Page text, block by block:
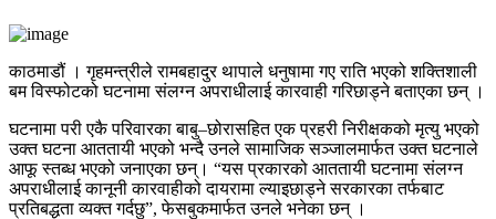
काठमाडौं । गृहमन्त्रीले रामबहादुर थापाले धनुषामा गए राति भएको शक्तिशाली
बम विस्फोटको घटनामा संलग्न अपराधीलाई कारवाही गरिछाड्ने बताएका छन् ।
घटनामा परी एकै परिवारका बाबु–छोरासहित एक प्रहरी निरीक्षकको मृत्यु भएको
उक्त घटना आततायी भएको भन्दै उनले सामाजिक सञ्जालमार्फत उक्त घटनाले
आफू स्तब्ध भएको जनाएका छन्। “यस प्रकारको आततायी घटनामा संलग्न
अपराधीलाई कानूनी कारवाहीको दायरामा ल्याइछाड्ने सरकारका तर्फबाट
प्रतिबद्धता व्यक्त गर्दछु”, फेसबुकमार्फत उनले भनेका छन् ।